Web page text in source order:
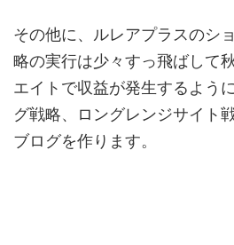
その他に、ルレアプラスのシ
略の実行は少々すっ飛ばして
エイトで収益が発生するよう
グ戦略、ロングレンジサイト
ブログを作ります。